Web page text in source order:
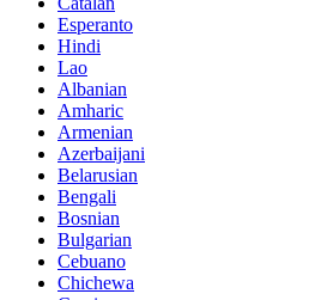
Esperanto
Hindi
Lao
Albanian
Amharic
Armenian
Azerbaijani
Belarusian
Bengali
Bosnian
Bulgarian
Cebuano
Chichewa